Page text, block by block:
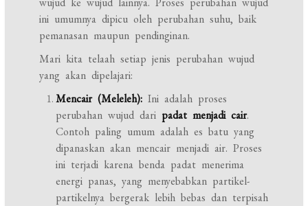
ini umumnya dipicu oleh perubahan suhu, baik
pemanasan maupun pendinginan.
Mari kita telaah setiap jenis perubahan wujud
yang akan dipelajari:
Mencair (Meleleh): Ini adalah proses
perubahan wujud dari padat menjadi cair.
Contoh paling umum adalah es batu yang
dipanaskan akan mencair menjadi air. Proses
ini terjadi karena benda padat menerima
energi panas, yang menyebabkan partikel-
partikelnya bergerak lebih bebas dan terpisah